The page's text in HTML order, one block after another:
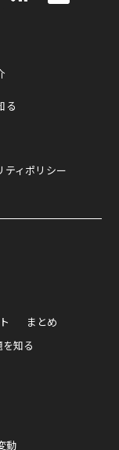
る
ティポリシー
まとめ
を知る
動